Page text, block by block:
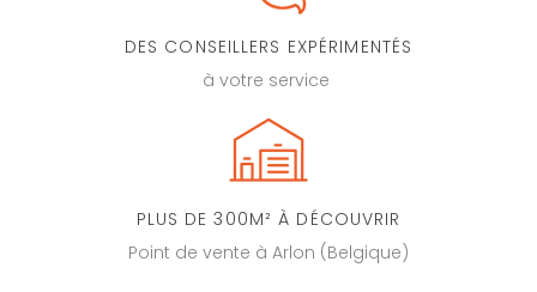
DES CONSEILLERS EXPÉRIMENTÉS
à votre service
PLUS DE 300M² À DÉCOUVRIR
Point de vente à Arlon (Belgique)